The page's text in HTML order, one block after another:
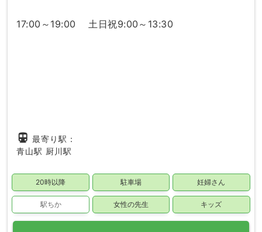
17:00～19:00 土日祝9:00～13:30
directions_subway 最寄り駅：
青山駅 厨川駅
20時以降 駐車場 妊婦さん
駅ちか 女性の先生 キッズ